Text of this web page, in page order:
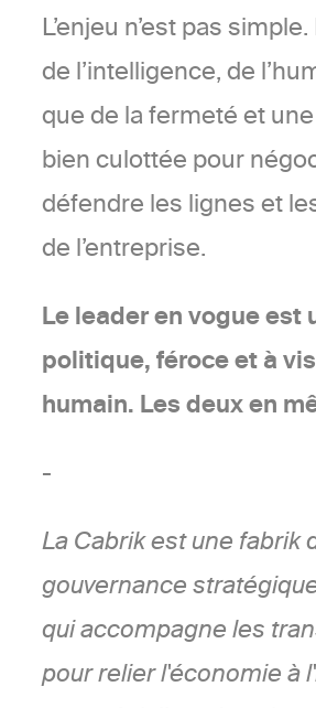
L’enjeu n’est pas
de l’intelligence, de
que de la fermeté et
bien culottée pour
défendre les lignes et
de l’entreprise.
Le leader en vogue est
politique, féroce et à
humain. Les deux en
-
La Cabrik est une fabrik
gouvernance
qui accompagne les
pour relier l'économie à